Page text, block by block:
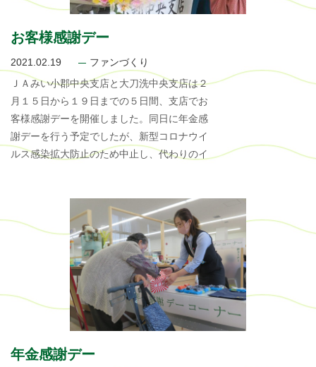
お客様感謝デー
2021.02.19
ファンづくり
ＪＡみい小郡中央支店と大刀洗中央支店は２
月１５日から１９日までの５日間、支店でお
客様感謝デーを開催しました。同日に年金感
謝デーを行う予定でしたが、新型コロナウイ
ルス感染拡大防止のため中止し、代わりのイ
年金感謝デー